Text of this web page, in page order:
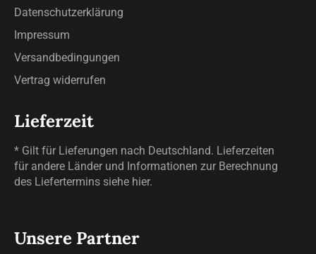
Datenschutzerklärung
Impressum
Versandbedingungen
Vertrag widerrufen
Lieferzeit
* Gilt für Lieferungen nach Deutschland. Lieferzeiten
für andere Länder und Informationen zur Berechnung
des Liefertermins siehe hier.
Unsere Partner